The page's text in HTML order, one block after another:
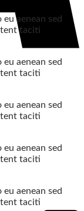
aenean sed
taciti
aenean sed
taciti
aenean sed
taciti
aenean sed
taciti
aenean sed
taciti